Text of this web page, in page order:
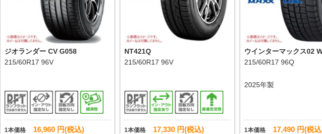
ジオランダー CV G058
215/60R17 96V
1本価格 16,960 円(税込)
NT421Q
215/60R17 96V
1本価格 17,330 円(税込)
ウインターマックス02
215/60R17 96Q
2025年製
1本価格 17,490 円(税